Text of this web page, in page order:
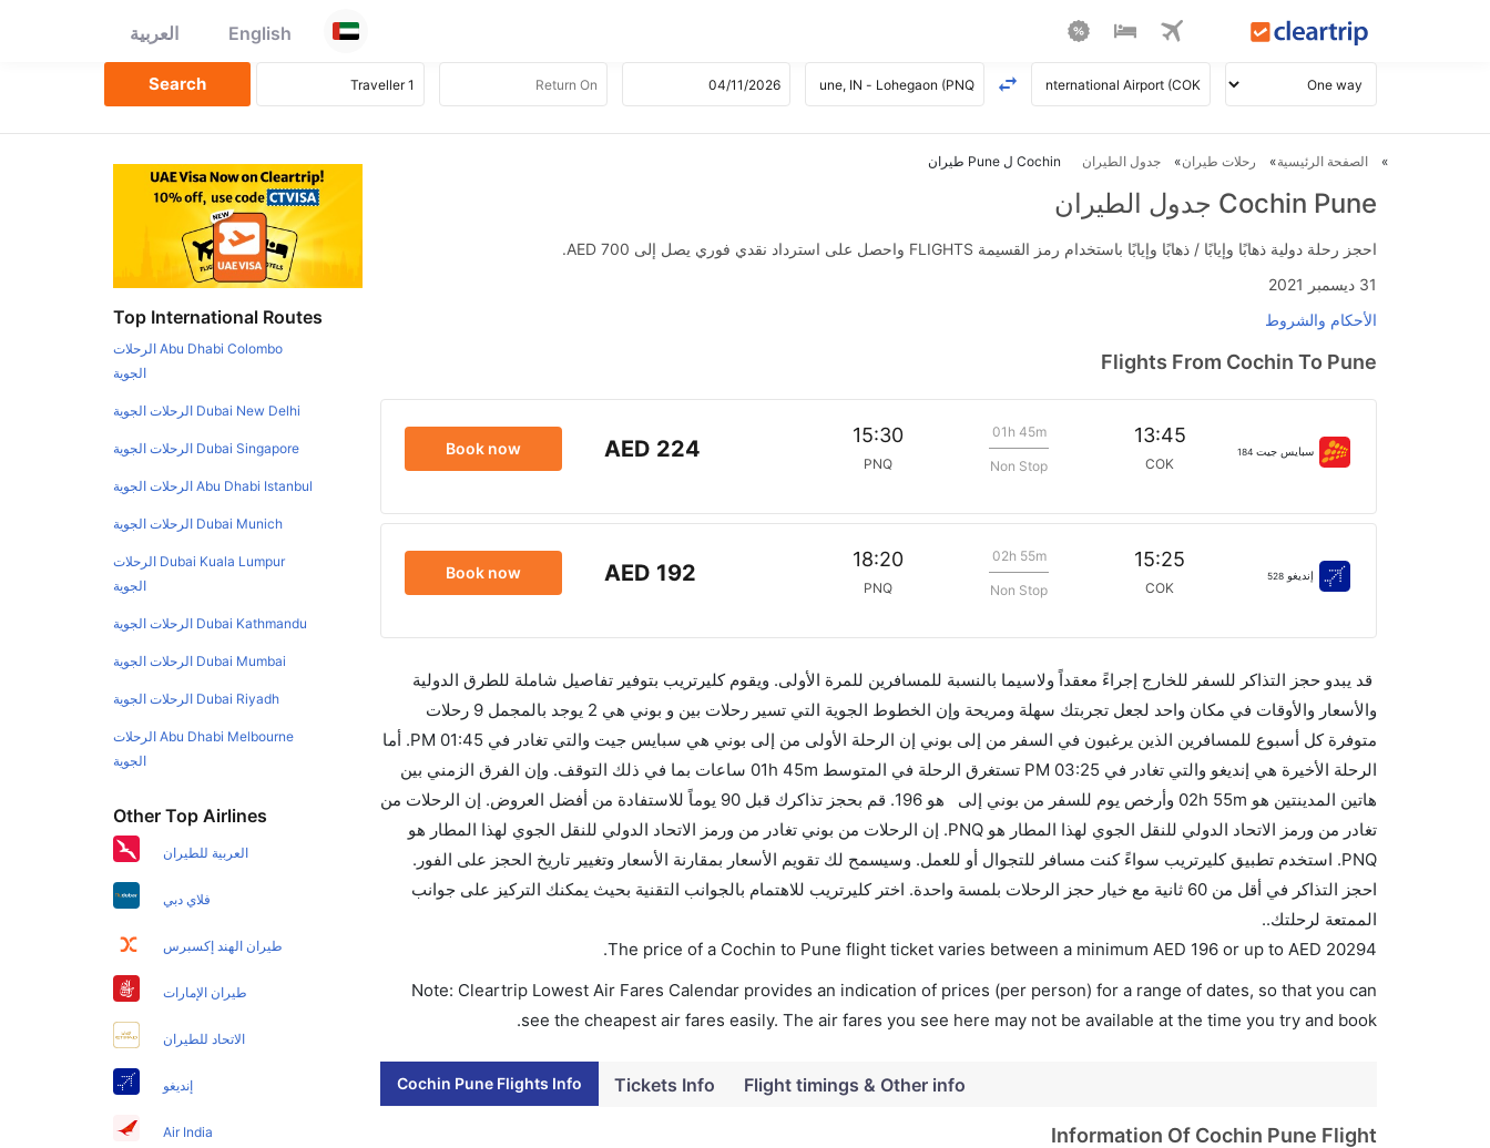
English العربية
الصفحة الرئيسية رحلات طيران جدول الطيران Cochin ل Pune طيران
Cochin Pune جدول الطيران
احجز رحلة دولية ذهابًا وإيابًا / ذهابًا وإيابًا باستخدام رمز القسيمة FLIGHTS واحصل على استرداد نقدي فوري يصل إلى AED 700.
31 ديسمبر 2021
الأحكام والشروط
Flights From Cochin To Pune
سبايس جيت 184
13:45
COK
01h 45m
Non Stop
15:30
PNQ
AED 224
Book now
إنديغو 528
15:25
COK
02h 55m
Non Stop
18:20
PNQ
AED 192
Book now
قد يبدو حجز التذاكر للسفر للخارج إجراءً معقداً ولاسيما بالنسبة للمسافرين للمرة الأولى. ويقوم كليرتريب بتوفير تفاصيل شاملة للطرق الدولية
والأسعار والأوقات في مكان واحد لجعل تجربتك سهلة ومريحة وإن الخطوط الجوية التي تسير رحلات بين و بوني هي 2 يوجد بالمجمل 9 رحلات
متوفرة كل أسبوع للمسافرين الذين يرغبون في السفر من إلى بوني إن الرحلة الأولى من إلى بوني هي سبايس جيت والتي تغادر في 01:45 PM. أما
الرحلة الأخيرة هي إنديغو والتي تغادر في 03:25 PM تستغرق الرحلة في المتوسط 01h 45m ساعات بما في ذلك التوقف. وإن الفرق الزمني بين
هاتين المدينتين هو 02h 55m وأرخص يوم للسفر من بوني إلى هو 196. قم بحجز تذاكرك قبل 90 يوماً للاستفادة من أفضل العروض. إن الرحلات من
تغادر من ورمز الاتحاد الدولي للنقل الجوي لهذا المطار هو PNQ. إن الرحلات من بوني تغادر من ورمز الاتحاد الدولي للنقل الجوي لهذا المطار هو
PNQ. استخدم تطبيق كليرتريب سواءً كنت مسافر للتجوال أو للعمل. وسيسمح لك تقويم الأسعار بمقارنة الأسعار وتغيير تاريخ الحجز على الفور.
احجز التذاكر في أقل من 60 ثانية مع خيار حجز الرحلات بلمسة واحدة. اختر كليرتريب للاهتمام بالجوانب التقنية بحيث يمكنك التركيز على جوانب
الممتعة لرحلتك..
The price of a Cochin to Pune flight ticket varies between a minimum AED 196 or up to AED 20294
.
Note: Cleartrip Lowest Air Fares Calendar provides an indication of prices (per person) for a range of dates, so that you can
see the cheapest air fares easily. The air fares you see here may not be available at the time you try and book.
Cochin Pune Flights Info Tickets Info Flight timings & Other info
Information Of Cochin Pune Flight
Top International Routes
Abu Dhabi Colombo الرحلات
الجوية
Dubai New Delhi الرحلات الجوية
Dubai Singapore الرحلات الجوية
Abu Dhabi Istanbul الرحلات الجوية
Dubai Munich الرحلات الجوية
Dubai Kuala Lumpur الرحلات
الجوية
Dubai Kathmandu الرحلات الجوية
Dubai Mumbai الرحلات الجوية
Dubai Riyadh الرحلات الجوية
Abu Dhabi Melbourne الرحلات
الجوية
Other Top Airlines
العربية للطيران
فلاي دبي
طيران الهند إكسبرس
طيران الإمارات
الاتحاد للطيران
إنديغو
Air India